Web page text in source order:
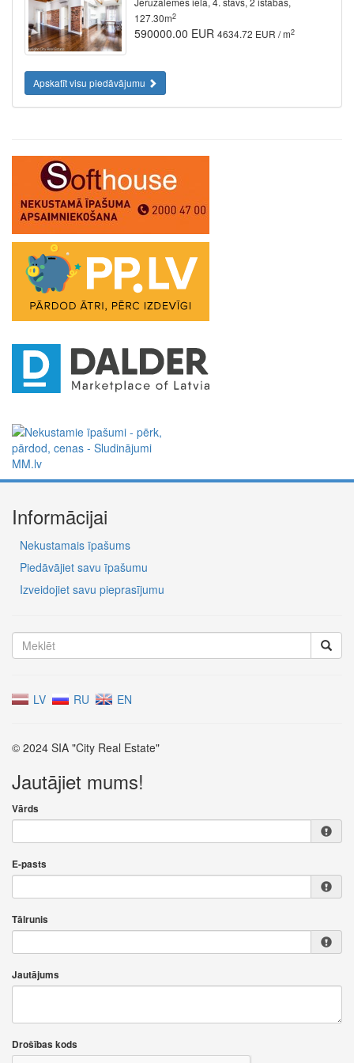
127.30m2
590000.00 EUR 4634.72 EUR / m2
Apskatīt visu piedāvājumu
Informācijai
Nekustamais īpašums
Piedāvājiet savu īpašumu
Izveidojiet savu pieprasījumu
LV RU EN
© 2024 SIA "City Real Estate"
Jautājiet mums!
Vārds
E-pasts
Tālrunis
Jautājums
Drošības kods